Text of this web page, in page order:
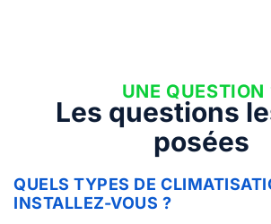
UNE QUESTION
Les questions
posées
QUELS TYPES DE
INSTALLEZ-VOUS ?